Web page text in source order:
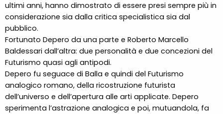
ultimi anni, hanno dimostrato di essere presi sempre più in
considerazione sia dalla critica specialistica sia dal
pubblico.
Fortunato Depero da una parte e Roberto Marcello
Baldessari dall’altra: due personalità e due concezioni del
Futurismo quasi agli antipodi.
Depero fu seguace di Balla e quindi del Futurismo
analogico romano, della ricostruzione futurista
dell’universo e dell’apertura alle arti applicate. Depero
sperimenta l’astrazione analogica e poi, mutuandola, fa